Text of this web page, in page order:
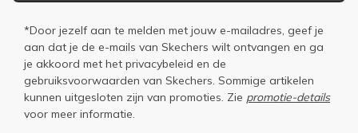
*Door jezelf aan te melden met jouw e-mailadres, geef je
aan dat je de e-mails van Skechers wilt ontvangen en ga
je akkoord met het privacybeleid en de
gebruiksvoorwaarden van Skechers. Sommige artikelen
kunnen uitgesloten zijn van promoties. Zie promotie-details
voor meer informatie.